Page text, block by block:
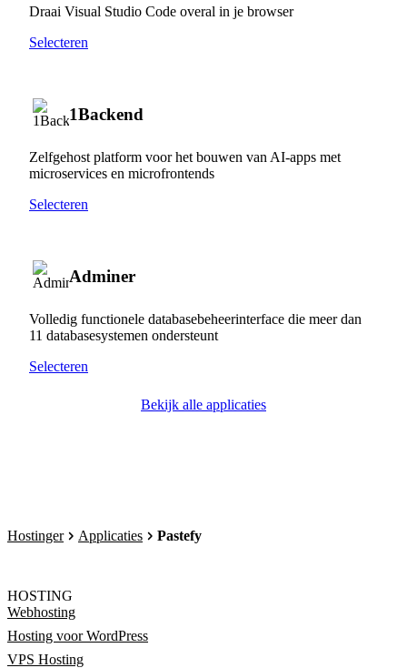
Draai Visual Studio Code overal in je browser
Selecteren
1Backend
Zelfgehost platform voor het bouwen van AI-apps met
microservices en microfrontends
Selecteren
Adminer
Volledig functionele databasebeheerinterface die meer dan
11 databasesystemen ondersteunt
Selecteren
Bekijk alle applicaties
Hostinger Applicaties Pastefy
HOSTING
Webhosting
Hosting voor WordPress
VPS Hosting